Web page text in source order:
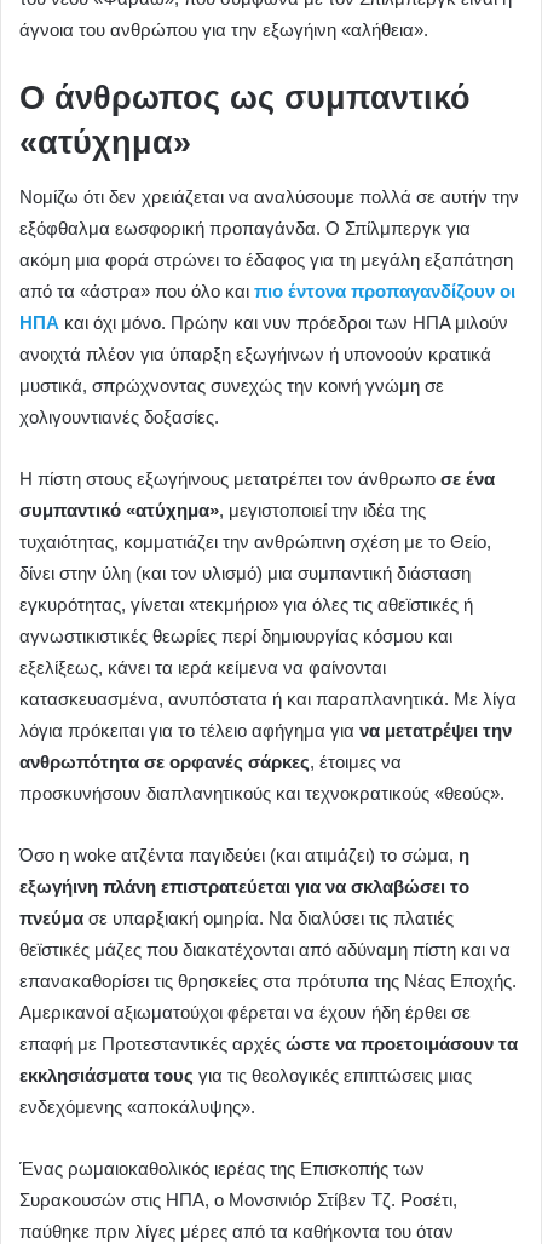
άγνοια του ανθρώπου για την εξωγήινη «αλήθεια».
Ο άνθρωπος ως συμπαντικό
«ατύχημα»
Νομίζω ότι δεν χρειάζεται να αναλύσουμε πολλά σε αυτήν την
εξόφθαλμα εωσφορική προπαγάνδα. Ο Σπίλμπεργκ για
ακόμη μια φορά στρώνει το έδαφος για τη μεγάλη εξαπάτηση
από τα «άστρα» που όλο και πιο έντονα προπαγανδίζουν οι
ΗΠΑ και όχι μόνο. Πρώην και νυν πρόεδροι των ΗΠΑ μιλούν
ανοιχτά πλέον για ύπαρξη εξωγήινων ή υπονοούν κρατικά
μυστικά, σπρώχνοντας συνεχώς την κοινή γνώμη σε
χολιγουντιανές δοξασίες.
Η πίστη στους εξωγήινους μετατρέπει τον άνθρωπο σε ένα
συμπαντικό «ατύχημα», μεγιστοποιεί την ιδέα της
τυχαιότητας, κομματιάζει την ανθρώπινη σχέση με το Θείο,
δίνει στην ύλη (και τον υλισμό) μια συμπαντική διάσταση
εγκυρότητας, γίνεται «τεκμήριο» για όλες τις αθεϊστικές ή
αγνωστικιστικές θεωρίες περί δημιουργίας κόσμου και
εξελίξεως, κάνει τα ιερά κείμενα να φαίνονται
κατασκευασμένα, ανυπόστατα ή και παραπλανητικά. Με λίγα
λόγια πρόκειται για το τέλειο αφήγημα για να μετατρέψει την
ανθρωπότητα σε ορφανές σάρκες, έτοιμες να
προσκυνήσουν διαπλανητικούς και τεχνοκρατικούς «θεούς».
Όσο η woke ατζέντα παγιδεύει (και ατιμάζει) το σώμα, η
εξωγήινη πλάνη επιστρατεύεται για να σκλαβώσει το
πνεύμα σε υπαρξιακή ομηρία. Να διαλύσει τις πλατιές
θεϊστικές μάζες που διακατέχονται από αδύναμη πίστη και να
επανακαθορίσει τις θρησκείες στα πρότυπα της Νέας Εποχής.
Αμερικανοί αξιωματούχοι φέρεται να έχουν ήδη έρθει σε
επαφή με Προτεσταντικές αρχές ώστε να προετοιμάσουν τα
εκκλησιάσματα τους για τις θεολογικές επιπτώσεις μιας
ενδεχόμενης «αποκάλυψης».
Ένας ρωμαιοκαθολικός ιερέας της Επισκοπής των
Συρακουσών στις ΗΠΑ, ο Μονσινιόρ Στίβεν Τζ. Ροσέτι,
παύθηκε πριν λίγες μέρες από τα καθήκοντα του όταν